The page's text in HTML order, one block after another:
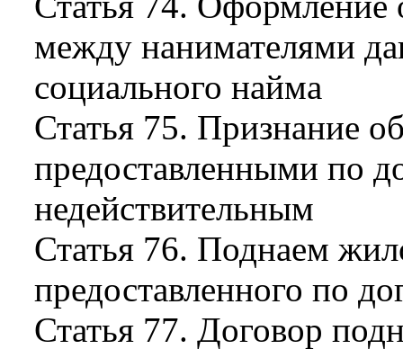
между нанимателями
социального найма
Статья 75. Признание
предоставленными по
недействительным
Статья 76. Поднаем
предоставленного по
Статья 77. Договор